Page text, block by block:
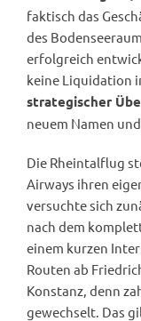
faktisch das
des
erfolgreich
keine Liquidation
strategischer
neuem Namen
Die Rheintalflug
Airways ihren
versuchte sich
nach dem
einem kurzen
Routen ab
Konstanz, denn
gewechselt. Das